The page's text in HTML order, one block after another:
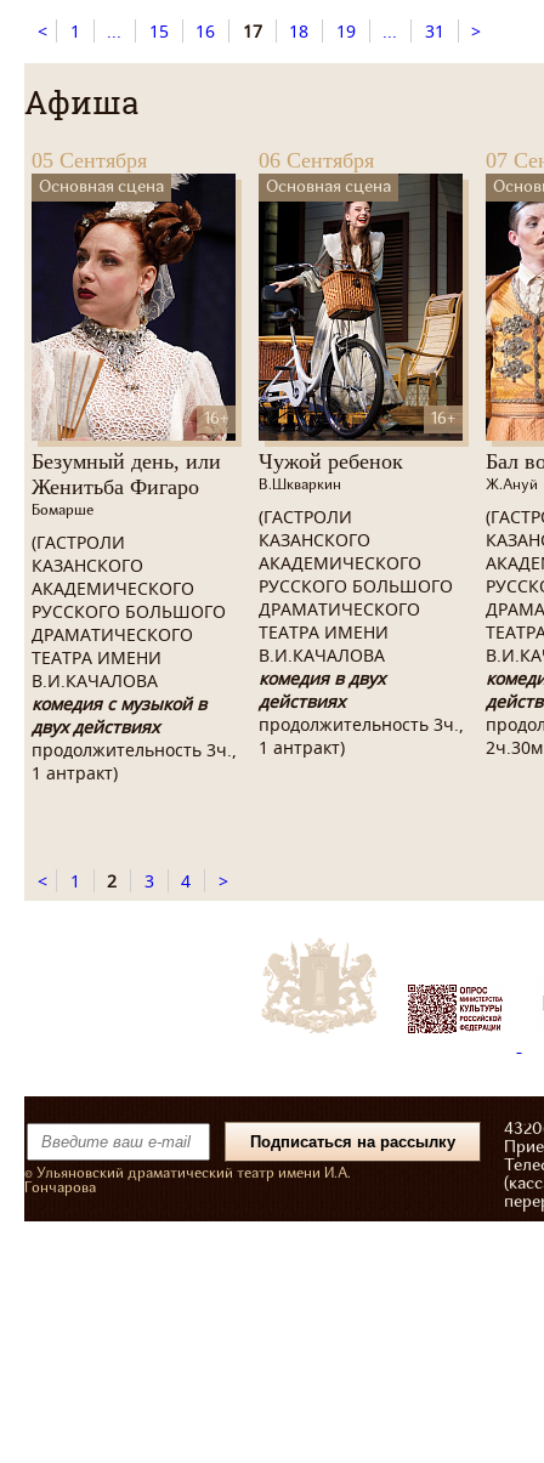
< 1 ... 15 16 17 18 19 ... 31 >
Афиша
05 Сентября
Основная сцена
16+
Безумный день, или
Женитьба Фигаро
Бомарше
(ГАСТРОЛИ
КАЗАНСКОГО
АКАДЕМИЧЕСКОГО
РУССКОГО БОЛЬШОГО
ДРАМАТИЧЕСКОГО
ТЕАТРА ИМЕНИ
В.И.КАЧАЛОВА
комедия с музыкой в
двух действиях
продолжительность 3ч.,
1 антракт)
06 Сентября
Основная сцена
16+
Чужой ребенок
В.Шкваркин
(ГАСТРОЛИ
КАЗАНСКОГО
АКАДЕМИЧЕСКОГО
РУССКОГО БОЛЬШОГО
ДРАМАТИЧЕСКОГО
ТЕАТРА ИМЕНИ
В.И.КАЧАЛОВА
комедия в двух
действиях
продолжительность 3ч.,
1 антракт)
07
Бал
Ж.Ануй
< 1 2 3 4 >
© Ульяновский драматический театр имени И.А.
Гончарова